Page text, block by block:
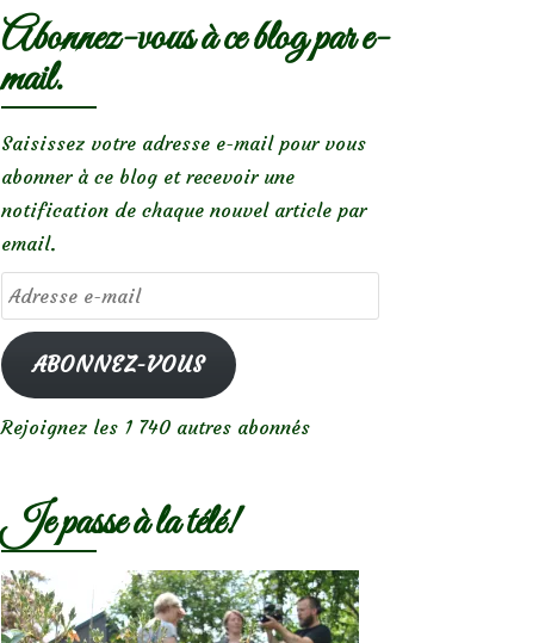
Abonnez-vous à ce blog par e-
mail.
Saisissez votre adresse e-mail pour vous
abonner à ce blog et recevoir une
notification de chaque nouvel article par
email.
Adresse
e-
mailABONNEZ-VOUS
Rejoignez les 1 740 autres abonnés
Je passe à la télé!